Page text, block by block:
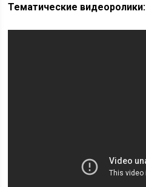
Тематические видеоролики: